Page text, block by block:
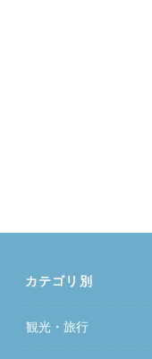
カテゴリ別
観光・旅行